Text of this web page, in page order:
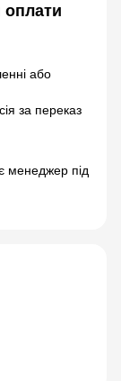
оплати
або
за переказ
менеджер під